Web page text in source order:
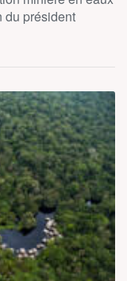
du président